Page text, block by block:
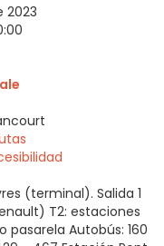
2023
(terminal). Salida 1
T2: estaciones
pasarela Autobús: 160